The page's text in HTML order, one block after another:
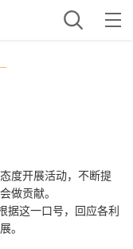
度开展活动，不断提
做贡献。
据这一口号，回应各利
。